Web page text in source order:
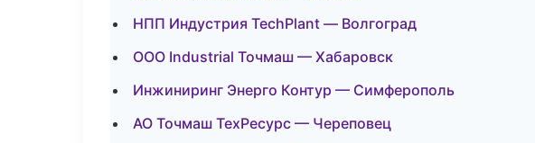
НПП Индустрия TechPlant — Волгоград
ООО Industrial Точмаш — Хабаровск
Инжиниринг Энерго Контур — Симферополь
АО Точмаш ТехРесурс — Череповец